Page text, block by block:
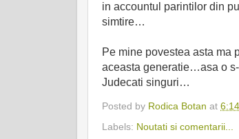
in accountul parintilor din
simtire…
Pe mine povestea asta ma
aceasta generatie…asa o
Judecati singuri…
Posted by Rodica Botan at
Labels: Noutati si comentarii...